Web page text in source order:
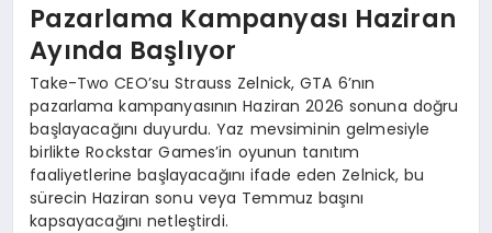
Pazarlama Kampanyası Haziran
Ayında Başlıyor
Take-Two CEO’su Strauss Zelnick, GTA 6’nın
pazarlama kampanyasının Haziran 2026 sonuna doğru
başlayacağını duyurdu. Yaz mevsiminin gelmesiyle
birlikte Rockstar Games’in oyunun tanıtım
faaliyetlerine başlayacağını ifade eden Zelnick, bu
sürecin Haziran sonu veya Temmuz başını
kapsayacağını netleştirdi.